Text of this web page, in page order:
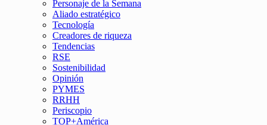
Personaje de la Semana
Aliado estratégico
Tecnología
Creadores de riqueza
Tendencias
RSE
Sostenibilidad
Opinión
PYMES
RRHH
Periscopio
TOP+América